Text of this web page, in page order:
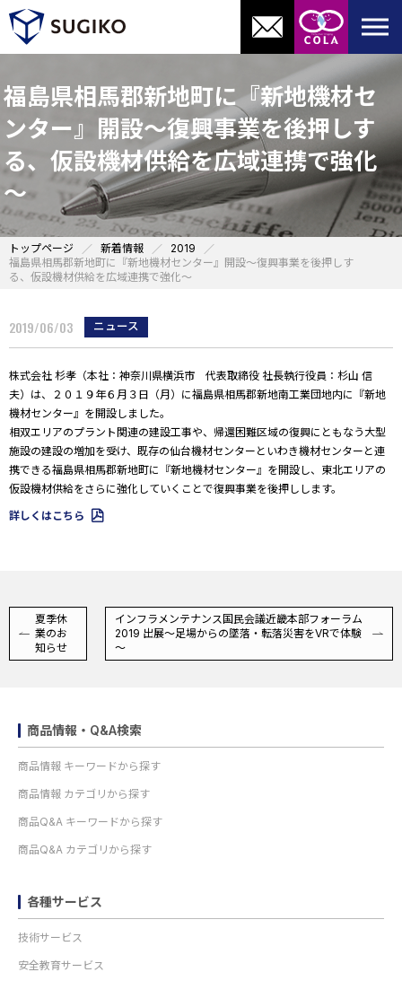
福島県相馬郡新地町に『新地機材セ
ンター』開設～復興事業を後押しす
る、仮設機材供給を広域連携で強化
～
トップページ 新着情報
2019
福島県相馬郡新地町に『新地機材センター』開設～復興事業を後押しす
る、仮設機材供給を広域連携で強化～
2019/06/03 ニュース
株式会社 杉孝（本社：神奈川県横浜市 代表取締役 社長執行役員：杉山 信
夫）は、２０１９年６月３日（月）に福島県相馬郡新地南工業団地内に『新地
機材センター』を開設しました。
相双エリアのプラント関連の建設工事や、帰還困難区域の復興にともなう大型
施設の建設の増加を受け、既存の仙台機材センターといわき機材センターと連
携できる福島県相馬郡新地町に『新地機材センター』を開設し、東北エリアの
仮設機材供給をさらに強化していくことで復興事業を後押しします。
詳しくはこちら
夏季休
業のお
知らせ
インフラメンテナンス国民会議近畿本部フォーラム
2019 出展～足場からの墜落・転落災害をVRで体験
～
商品情報・Q&A検索
商品情報 キーワードから探す
商品情報 カテゴリから探す
商品Q&A キーワードから探す
商品Q&A カテゴリから探す
各種サービス
技術サービス
安全教育サービス